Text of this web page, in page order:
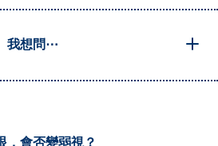
我想問⋯
，會否變弱視？